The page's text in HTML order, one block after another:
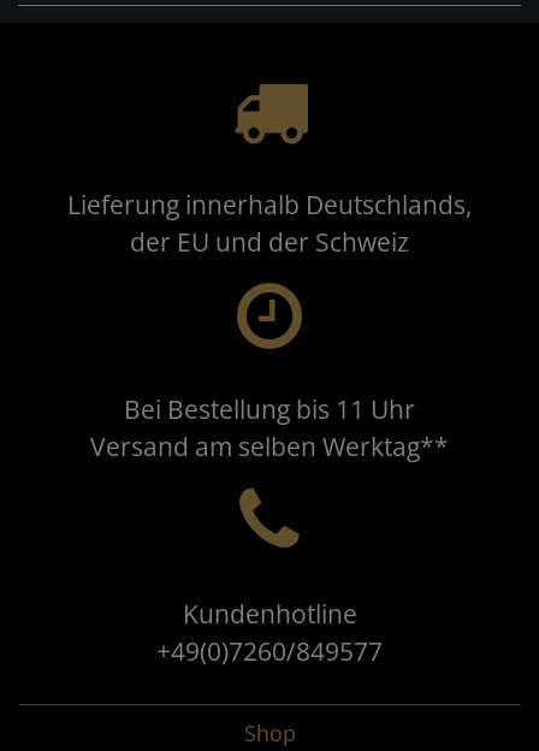
Lieferung innerhalb Deutschlands,
der EU und der Schweiz
Bei Bestellung bis 11 Uhr
Versand am selben Werktag**
Kundenhotline
+49(0)7260/849577
Shop